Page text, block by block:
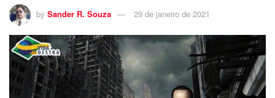
by Sander R. Souza 29 de janeiro de 2021